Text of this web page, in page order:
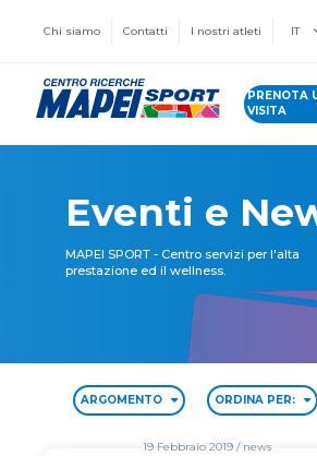
Chi siamo Contatti I nostri atleti IT
PRENOTA
VISITA
Eventi e
MAPEI SPORT - Centro servizi per l'alta
prestazione ed il wellness.
ARGOMENTO ORDINA PER:
19 Febbraio 2019/ news